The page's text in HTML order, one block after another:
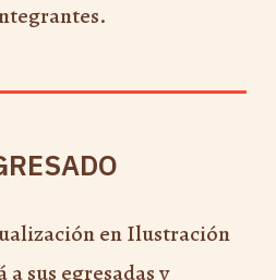
en Ilustración
sus egresadas y